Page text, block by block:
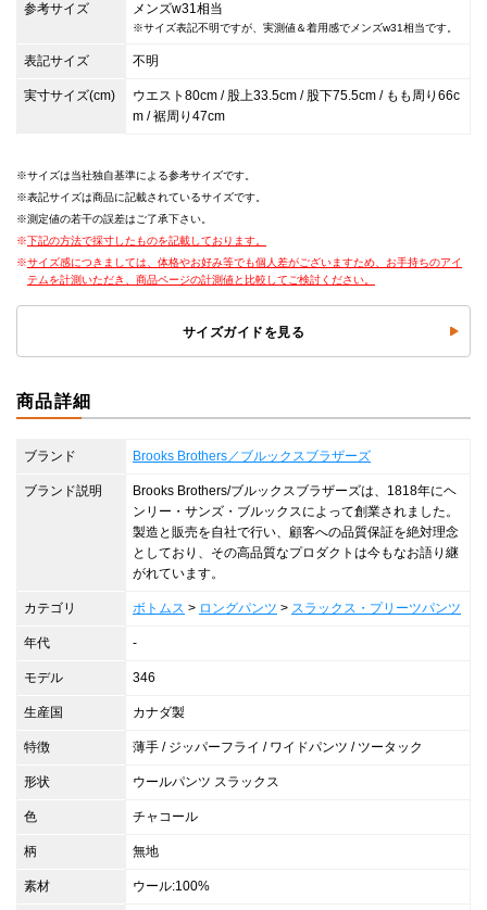
参考サイズ メンズw31相当
※サイズ表記不明ですが、実測値＆着用感でメンズw31相当です。
表記サイズ 不明
実寸サイズ(cm)
ウエスト80cm / 股上33.5cm / 股下75.5cm / もも周り66c
m / 裾周り47cm
サイズは当社独自基準による参考サイズです。
表記サイズは商品に記載されているサイズです。
測定値の若干の誤差はご了承下さい。
下記の方法で採寸したものを記載しております。
サイズ感につきましては、体格やお好み等でも個人差がございますため、お手持ちのアイ
テムを計測いただき、商品ページの計測値と比較してご検討ください。
サイズガイドを見る
商品詳細
ブランド Brooks Brothers／ブルックスブラザーズ
ブランド説明
Brooks Brothers/ブルックスブラザーズは、1818年にヘ
ンリー・サンズ・ブルックスによって創業されました。
製造と販売を自社で行い、顧客への品質保証を絶対理念
としており、その高品質なプロダクトは今もなお語り継
がれています。
カテゴリ ボトムス > ロングパンツ > スラックス・プリーツパンツ
年代 -
モデル 346
生産国 カナダ製
特徴 薄手 / ジッパーフライ / ワイドパンツ / ツータック
形状 ウールパンツ スラックス
色 チャコール
柄 無地
素材 ウール:100%